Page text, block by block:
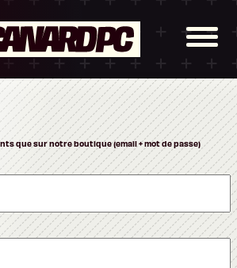
que sur notre boutique (email + mot de passe)